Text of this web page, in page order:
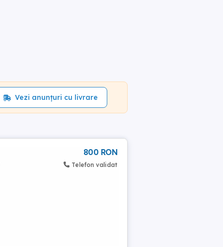
Vezi anunțuri cu livrare
800 RON
Telefon validat